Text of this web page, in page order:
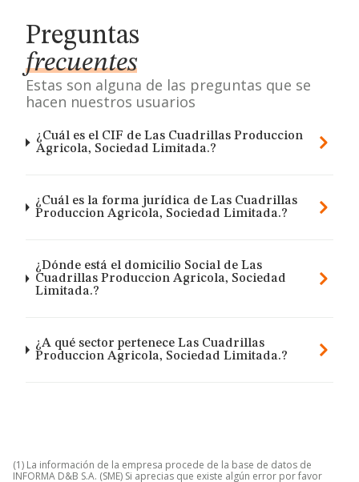
Preguntas
frecuentes
Estas son alguna de las preguntas que se
hacen nuestros usuarios
¿Cuál es el CIF de Las Cuadrillas Produccion
Agricola, Sociedad Limitada.?
¿Cuál es la forma jurídica de Las Cuadrillas
Produccion Agricola, Sociedad Limitada.?
¿Dónde está el domicilio Social de Las
Cuadrillas Produccion Agricola, Sociedad
Limitada.?
¿A qué sector pertenece Las Cuadrillas
Produccion Agricola, Sociedad Limitada.?
(1) La información de la empresa procede de la base de datos de
INFORMA D&B S.A. (SME) Si aprecias que existe algún error por favor